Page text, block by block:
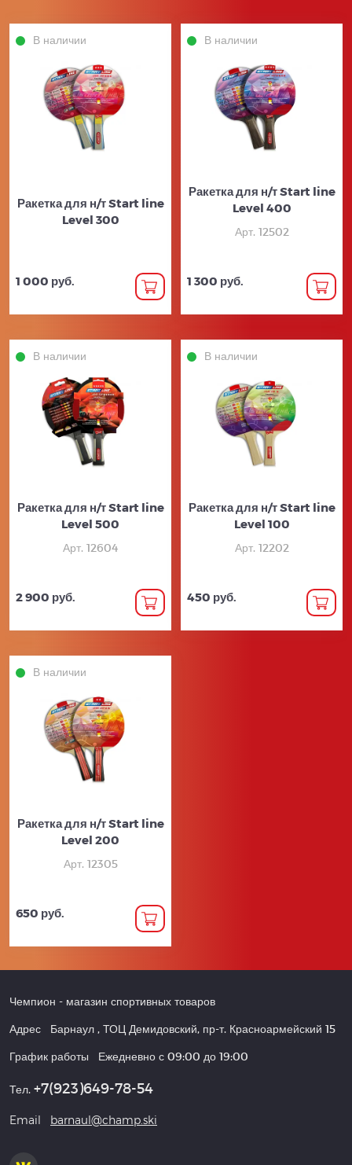
В наличии
Ракетка для н/т Start line
Level 300
1 000 руб.
В наличии
Ракетка для н/т Start line
Level 400
Арт. 12502
1 300 руб.
В наличии
Ракетка для н/т Start line
Level 500
Арт. 12604
2 900 руб.
В наличии
Ракетка для н/т Start line
Level 100
Арт. 12202
450 руб.
В наличии
Ракетка для н/т Start line
Level 200
Арт. 12305
650 руб.
Чемпион - магазин спортивных товаров
Адрес Барнаул , ТОЦ Демидовский, пр-т. Красноармейский 15
График работы Ежедневно с 09:00 до 19:00
Тел. +7(923)649-78-54
Email barnaul@champ.ski